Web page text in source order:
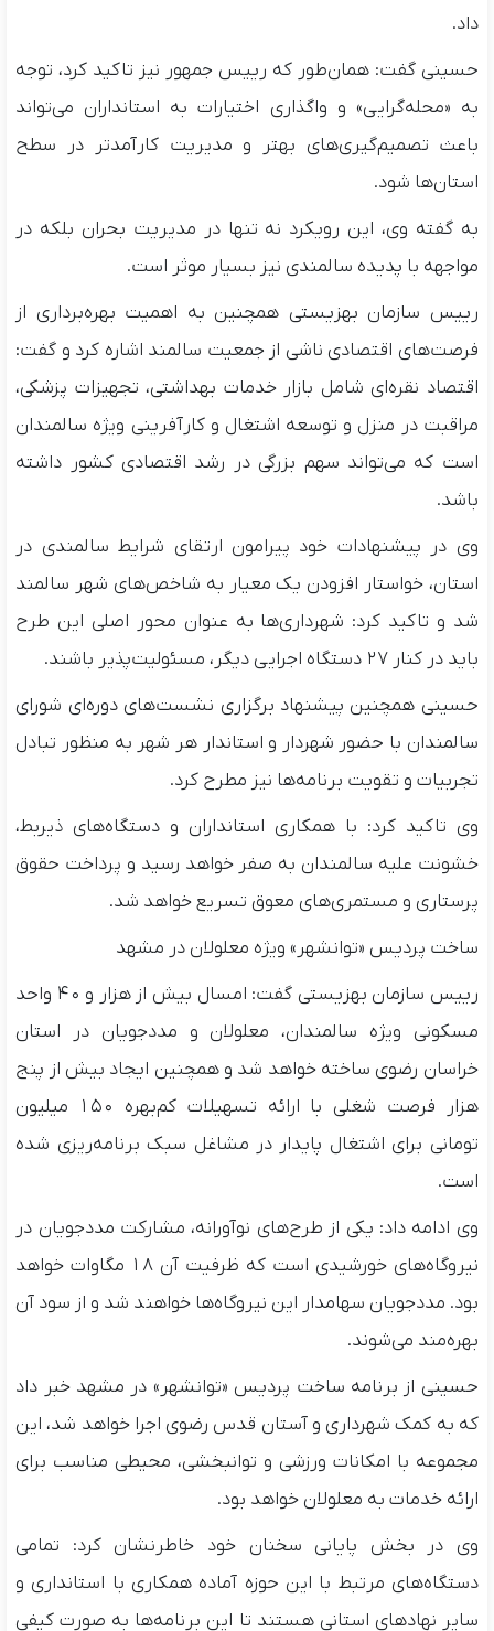
داد.
حسینی گفت: همان‌طور که رییس جمهور نیز تاکید کرد، توجه
به «محله‌گرایی» و واگذاری اختیارات به استانداران می‌تواند
باعث تصمیم‌گیری‌های بهتر و مدیریت کارآمدتر در سطح
استان‌ها شود.
به گفته وی، این رویکرد نه تنها در مدیریت بحران بلکه در
مواجهه با پدیده سالمندی نیز بسیار موثر است.
رییس سازمان بهزیستی همچنین به اهمیت بهره‌برداری از
فرصت‌های اقتصادی ناشی از جمعیت سالمند اشاره کرد و گفت:
اقتصاد نقره‌ای شامل بازار خدمات بهداشتی، تجهیزات پزشکی،
مراقبت در منزل و توسعه اشتغال و کارآفرینی ویژه سالمندان
است که می‌تواند سهم بزرگی در رشد اقتصادی کشور داشته
باشد.
وی در پیشنهادات خود پیرامون ارتقای شرایط سالمندی در
استان، خواستار افزودن یک معیار به شاخص‌های شهر سالمند
شد و تاکید کرد: شهرداری‌ها به عنوان محور اصلی این طرح
باید در کنار ۲۷ دستگاه اجرایی دیگر، مسئولیت‌پذیر باشند.
حسینی همچنین پیشنهاد برگزاری نشست‌های دوره‌ای شورای
سالمندان با حضور شهردار و استاندار هر شهر به منظور تبادل
تجربیات و تقویت برنامه‌ها نیز مطرح کرد.
وی تاکید کرد: با همکاری استانداران و دستگاه‌های ذیربط،
خشونت علیه سالمندان به صفر خواهد رسید و پرداخت حقوق
پرستاری و مستمری‌های معوق تسریع خواهد شد.
ساخت پردیس «توانشهر» ویژه معلولان در مشهد
رییس سازمان بهزیستی گفت: امسال بیش از هزار و ۴۰ واحد
مسکونی ویژه سالمندان، معلولان و مددجویان در استان
خراسان رضوی ساخته خواهد شد و همچنین ایجاد بیش از پنج
هزار فرصت شغلی با ارائه تسهیلات کم‌بهره ۱۵۰ میلیون
تومانی برای اشتغال پایدار در مشاغل سبک برنامه‌ریزی شده
است.
وی ادامه داد: یکی از طرح‌های نوآورانه، مشارکت مددجویان در
نیروگاه‌های خورشیدی است که ظرفیت آن ۱۸ مگاوات خواهد
بود. مددجویان سهامدار این نیروگاه‌ها خواهند شد و از سود آن
بهره‌مند می‌شوند.
حسینی از برنامه ساخت پردیس «توانشهر» در مشهد خبر داد
که به کمک شهرداری و آستان قدس رضوی اجرا خواهد شد، این
مجموعه با امکانات ورزشی و توانبخشی، محیطی مناسب برای
ارائه خدمات به معلولان خواهد بود.
وی در بخش پایانی سخنان خود خاطرنشان کرد: تمامی
دستگاه‌های مرتبط با این حوزه آماده همکاری با استانداری و
سایر نهادهای استانی هستند تا این برنامه‌ها به صورت کیفی